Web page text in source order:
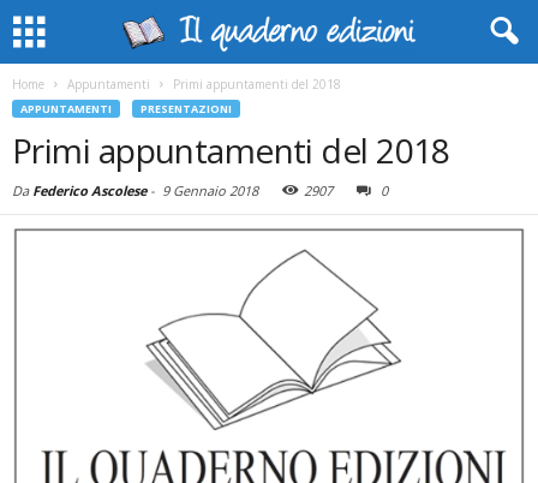
Home Appuntamenti Primi appuntamenti del 2018
APPUNTAMENTI PRESENTAZIONI
Primi appuntamenti del 2018
Da Federico Ascolese- 9 Gennaio 2018 2907 0